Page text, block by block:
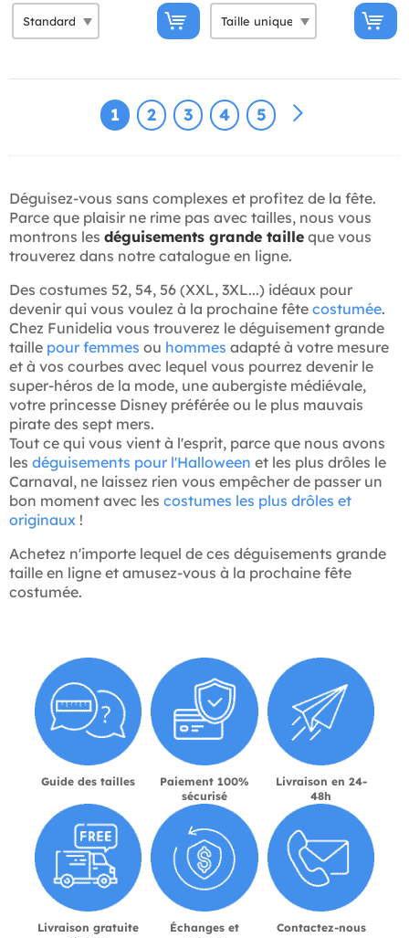
1 2 3 4 5
Déguisez-vous sans complexes et profitez de la fête.
Parce que plaisir ne rime pas avec tailles, nous vous
montrons les déguisements grande taille que vous
trouverez dans notre catalogue en ligne.
Des costumes 52, 54, 56 (XXL, 3XL...) idéaux pour
devenir qui vous voulez à la prochaine fête costumée.
Chez Funidelia vous trouverez le déguisement grande
taille pour femmes ou hommes adapté à votre mesure
et à vos courbes avec lequel vous pourrez devenir le
super-héros de la mode, une aubergiste médiévale,
votre princesse Disney préférée ou le plus mauvais
pirate des sept mers.
Tout ce qui vous vient à l'esprit, parce que nous avons
les déguisements pour l'Halloween et les plus drôles le
Carnaval, ne laissez rien vous empêcher de passer un
bon moment avec les costumes les plus drôles et
originaux !
Achetez n'importe lequel de ces déguisements grande
taille en ligne et amusez-vous à la prochaine fête
costumée.
Guide des tailles
Paiement 100%
sécurisé
Livraison en 24-
48h
Livraison gratuite
Échanges et
Contactez-nous